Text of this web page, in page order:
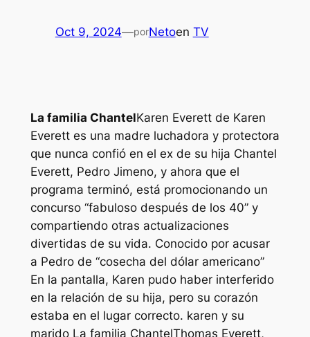
Oct 9, 2024—porNetoen TV
La familia ChantelKaren Everett de Karen
Everett es una madre luchadora y protectora
que nunca confió en el ex de su hija Chantel
Everett, Pedro Jimeno, y ahora que el
programa terminó, está promocionando un
concurso “fabuloso después de los 40” y
compartiendo otras actualizaciones
divertidas de su vida. Conocido por acusar
a Pedro de “cosecha del dólar americano”
En la pantalla, Karen pudo haber interferido
en la relación de su hija, pero su corazón
estaba en el lugar correcto. karen y su
marido La familia ChantelThomas Everett,